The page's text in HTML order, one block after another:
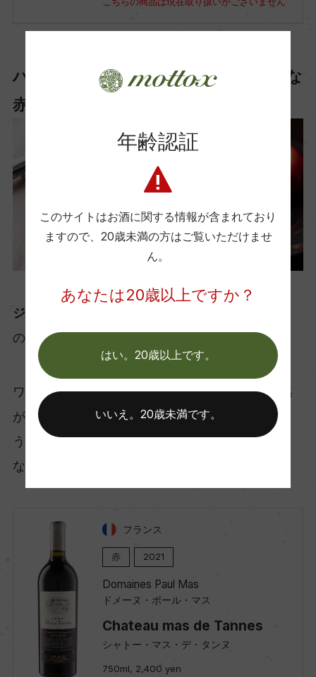
ハンバーグ × 南仏産の果実味豊かな
赤ワイン
ジューシーな肉料理 × 果実味豊かな赤ワイン
のペアリング
ワインのブラックベリーのような果実味と重厚感
が、ハンバーグに濃厚な果実のソースをかけたよ
うなアクセントになります。「ワインがソースに
なる」を最も実感しやすいペアリングです。
フランス
赤 2021
Domaines Paul Mas
ドメーヌ・ポール・マス
Chateau mas de Tannes
シャトー・マス・デ・タンヌ
750ml, 2,400 yen
年齢認証
このサイトはお酒に関する情報が含まれており
ますので、 20歳未満の方はご覧いただけませ
ん。
あなたは20歳以上ですか？
はい。20歳以上です。
いいえ。20歳未満です。